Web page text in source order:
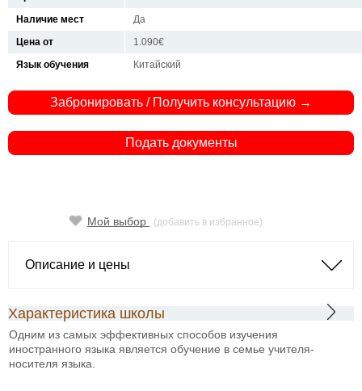
Наличие мест
Да
Цена от
1.090€
Язык обучения
Китайский
Забронировать / Получить консультацию →
Подать документы
Мой выбор (добавить в избранное)
Описание и цены
Характеристика школы
Одним из самых эффективных способов изучения
иностранного языка является обучение в семье учителя-
носителя языка.